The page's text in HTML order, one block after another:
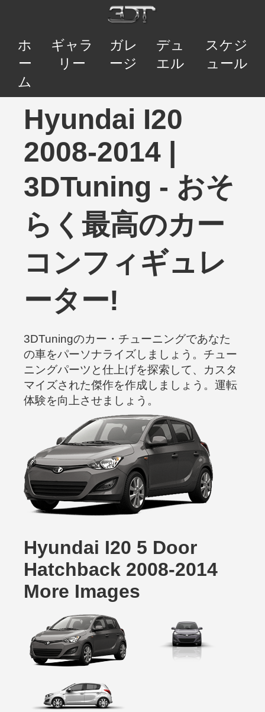
ホ
ー
ム
ギャラ
リー
ガレ
ージ
デュ
エル
スケジ
ュール
Hyundai I20
2008-2014 |
3DTuning - おそ
らく最高のカー
コンフィギュレ
ーター!
3DTuningのカー・チューニングであなた
の車をパーソナライズしましょう。チュー
ニングパーツと仕上げを探索して、カスタ
マイズされた傑作を作成しましょう。運転
体験を向上させましょう。
Hyundai I20 5 Door
Hatchback 2008-2014
More Images